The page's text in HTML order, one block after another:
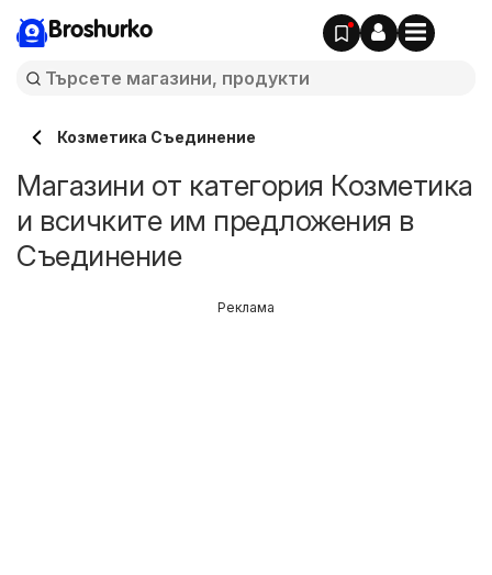
Broshurko
Козметика Съединение
Магазини от категория Козметика
и всичките им предложения в
Съединение
Реклама